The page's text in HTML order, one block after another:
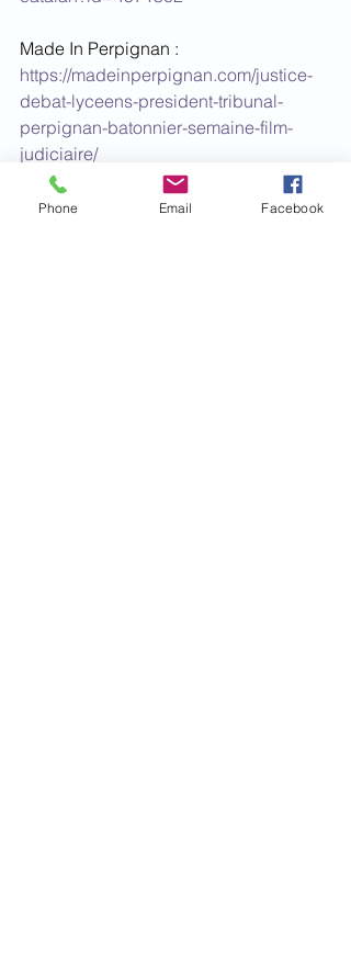
Made In Perpignan :
https://madeinperpignan.com/justice-
debat-lyceens-president-tribunal-
perpignan-batonnier-semaine-film-
judiciaire/
Le CDAD des Pyrénées-Orientales
Phone Email Facebook